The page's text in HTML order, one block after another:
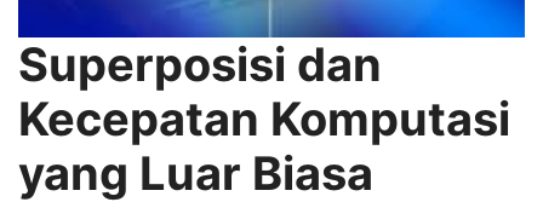
Superposisi dan
Kecepatan Komputasi
yang Luar Biasa